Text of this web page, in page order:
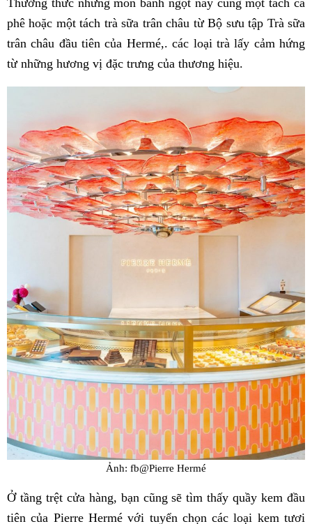
Thưởng thức những món bánh ngọt này cùng một tách cà
phê hoặc một tách trà sữa trân châu từ Bộ sưu tập Trà sữa
trân châu đầu tiên của Hermé,. các loại trà lấy cảm hứng
từ những hương vị đặc trưng của thương hiệu.
Ảnh: fb@Pierre Hermé
Ở tầng trệt cửa hàng, bạn cũng sẽ tìm thấy quầy kem đầu
tiên của Pierre Hermé với tuyển chọn các loại kem tươi